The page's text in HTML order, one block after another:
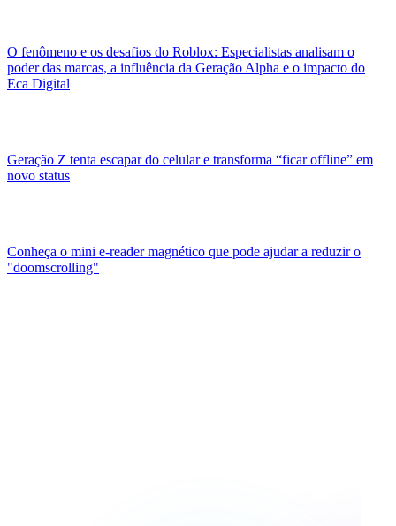
O fenômeno e os desafios do Roblox: Especialistas analisam o
poder das marcas, a influência da Geração Alpha e o impacto do
Eca Digital
Geração Z tenta escapar do celular e transforma “ficar offline” em
novo status
Conheça o mini e-reader magnético que pode ajudar a reduzir o
"doomscrolling"